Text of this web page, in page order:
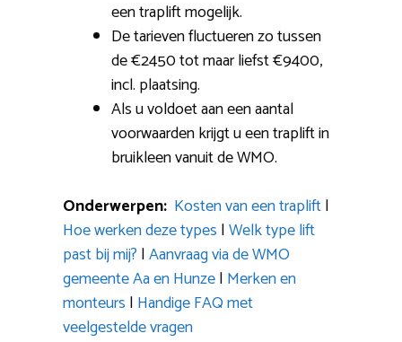
een traplift mogelijk.
De tarieven fluctueren zo tussen
de €2450 tot maar liefst €9400,
incl. plaatsing.
Als u voldoet aan een aantal
voorwaarden krijgt u een traplift in
bruikleen vanuit de WMO.
Onderwerpen: Kosten van een traplift|
Hoe werken deze types |Welk type lift
past bij mij? |Aanvraag via de WMO
gemeente Aa en Hunze| Merken en
monteurs | Handige FAQ met
veelgestelde vragen